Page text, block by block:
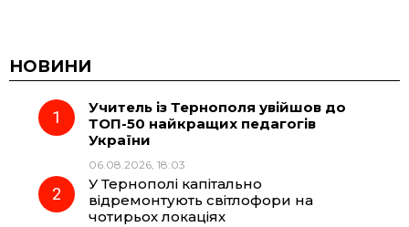
c
e
o
e
r
t
A
НОВИНИ
Учитель із Тернополя увійшов до
ТОП-50 найкращих педагогів
України
06.08.2026, 18:03
У Тернополі капітально
відремонтують світлофори на
чотирьох локаціях